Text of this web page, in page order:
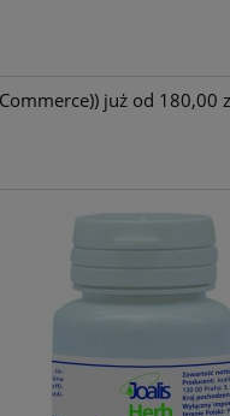
już od 180,00